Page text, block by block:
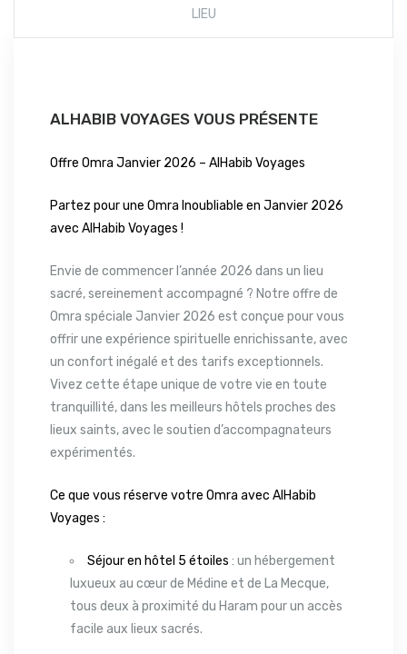
LIEU
ALHABIB VOYAGES VOUS PRÉSENTE
Offre Omra Janvier 2026 – AlHabib Voyages
Partez pour une Omra Inoubliable en Janvier 2026
avec AlHabib Voyages !
Envie de commencer l’année 2026 dans un lieu
sacré, sereinement accompagné ? Notre offre de
Omra spéciale Janvier 2026 est conçue pour vous
offrir une expérience spirituelle enrichissante, avec
un confort inégalé et des tarifs exceptionnels.
Vivez cette étape unique de votre vie en toute
tranquillité, dans les meilleurs hôtels proches des
lieux saints, avec le soutien d’accompagnateurs
expérimentés.
Ce que vous réserve votre Omra avec AlHabib
Voyages :
Séjour en hôtel 5 étoiles : un hébergement
luxueux au cœur de Médine et de La Mecque,
tous deux à proximité du Haram pour un accès
facile aux lieux sacrés.